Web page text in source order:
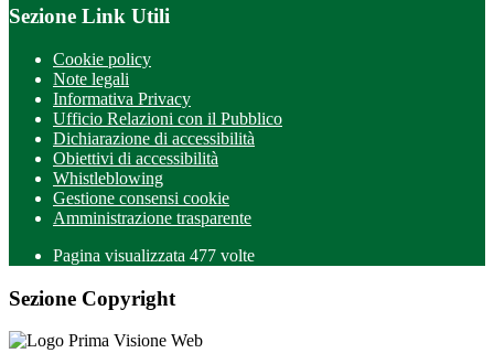
Sezione Link Utili
Cookie policy
Note legali
Informativa Privacy
Ufficio Relazioni con il Pubblico
Dichiarazione di accessibilità
Obiettivi di accessibilità
Whistleblowing
Gestione consensi cookie
Amministrazione trasparente
Pagina visualizzata 477 volte
Sezione Copyright